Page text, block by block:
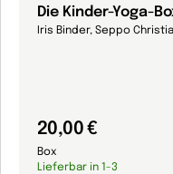
Die Kinder-Yoga-
Iris Binder, Seppo
20,00 €
Box
Lieferbar in 1-3